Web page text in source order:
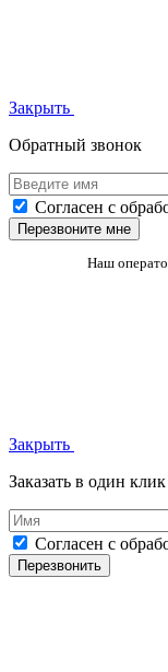
Закрыть
Обратный звонок
Согласен с
Перезвоните мне
Наш
Закрыть
Заказать в один клик
Согласен с
Перезвонить